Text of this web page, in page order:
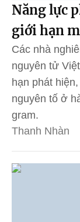
Năng lực
giới hạn
Các nhà
nguyên tử
hạn phát
nguyên tố ở
gram.
Thanh Nhàn